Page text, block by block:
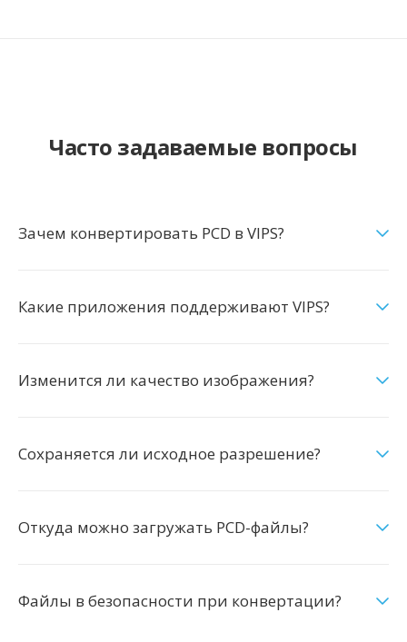
Часто задаваемые вопросы
Зачем конвертировать PCD в VIPS?
Какие приложения поддерживают VIPS?
Изменится ли качество изображения?
Сохраняется ли исходное разрешение?
Откуда можно загружать PCD-файлы?
Файлы в безопасности при конвертации?